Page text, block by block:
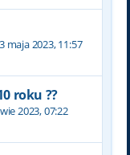
3 maja 2023, 11:57
roku ??
2023, 07:22